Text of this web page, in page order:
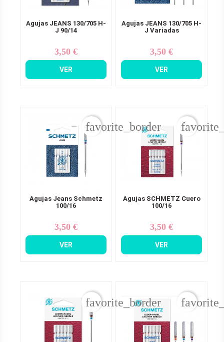
Agujas JEANS 130/705 H-
J 90/14
Precio
3,50 €
VER
Agujas JEANS 130/705 H-
J Variadas
Precio
3,50 €
VER
Agujas Jeans Schmetz
100/16
Precio
3,50 €
VER
favorite_border
Agujas SCHMETZ Cuero
100/16
Precio
3,50 €
VER
favorite_border